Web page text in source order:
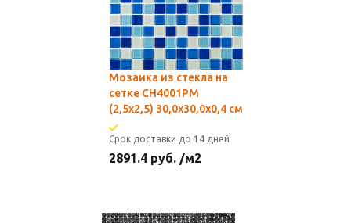
Мозаика из стекла на
сетке CH4001РМ
(2,5x2,5) 30,0х30,0x0,4 см
Срок доставки до 14 дней
2891.4 руб. /м2